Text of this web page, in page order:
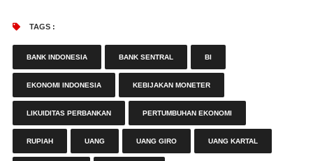
TAGS :
BANK INDONESIA BANK SENTRAL BI
EKONOMI INDONESIA KEBIJAKAN MONETER
LIKUIDITAS PERBANKAN PERTUMBUHAN EKONOMI
RUPIAH UANG UANG GIRO UANG KARTAL